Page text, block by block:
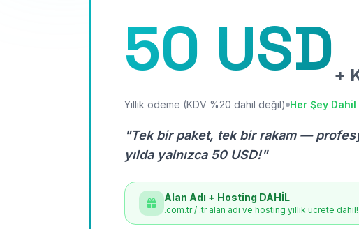
50 USD+
Yıllık ödeme (KDV %20 dahil değil) Her Şey Dahil
"Tek bir paket, tek bir rakam —
yılda yalnızca 50 USD!"
Alan Adı + Hosting DAHİL
.com.tr / .tr alan adı ve hosting yıllık ücrete dahil!